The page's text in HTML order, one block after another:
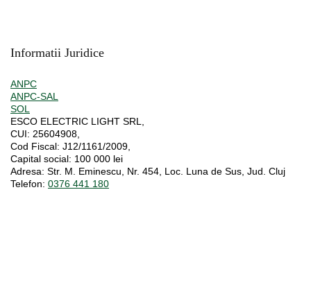
Informatii Juridice
ANPC
ANPC-SAL
SOL
ESCO ELECTRIC LIGHT SRL,
CUI: 25604908,
Cod Fiscal: J12/1161/2009,
Capital social: 100 000 lei
Adresa: Str. M. Eminescu, Nr. 454, Loc. Luna de Sus, Jud. Cluj
Telefon: 0376 441 180